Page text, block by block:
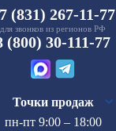
(831) 267-11-77
для звонков из регионов РФ
(800) 30-111-77
Точки продаж
пн-пт 9:00 – 18:00